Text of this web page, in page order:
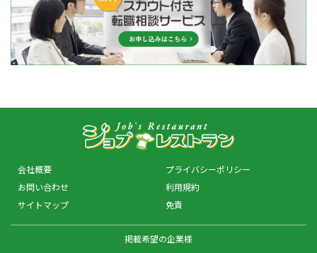
会社概要
お問い合わせ
サイトマップ
プライバシーポリシー
利用規約
免責
掲載希望の企業様